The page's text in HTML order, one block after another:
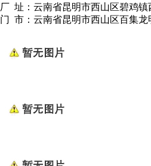
厂 址：云南省昆明市西山区碧鸡
门 市：云南省昆明市西山区百集龙